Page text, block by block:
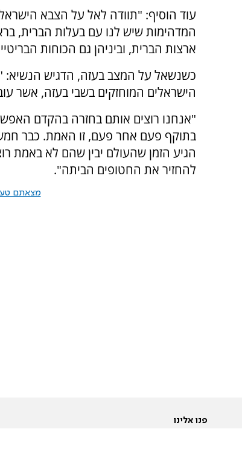
עוד הוסיף: "תוודה לאל על הצבא
המדהימות שיש לנו עם בעלות הברית,
ארצות הברית, וביניהן גם הכוחות
כשנשאל על המצב בעזה, הדגיש הנשיא:
הישראלים המוחזקים בשבי בעזה, אשר
"אנחנו רוצים אותם בחזרה בהקדם
בתוקף פעם אחר פעם, זו האמת. כבר
הגיע הזמן שהעולם יבין שהם לא באמת
להחזיר את החטופים הביתה".
מצאתם
פנו אלינו